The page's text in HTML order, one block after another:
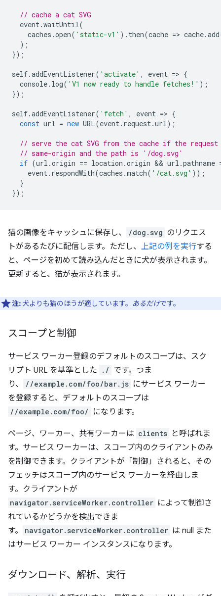
// cache a cat SVG
event .waitUntil (
caches .open( 'static-v1' ). then(cache => cache.add
);
});
self.addEventListener( 'activate' , event => {
console. log( 'V1 now ready to handle fetches!' );
});
self.addEventListener( 'fetch' , event => {
const url = new URL(event . request .url );
// serve the cat SVG from the cache if the
// same-origin and the path is '/dog.svg'
if (url .origin == location .origin && url .pathname
event . respondWith(caches .match( '/cat.svg' ));
}
});
猫の画像をキャッシュに保存し、 /dog.svg のリクエス
トがあるたびに配信します。ただし、 上記の例を実行する
と、ページを初めて読み込んだときに犬が表示されます。
更新すると、猫が表示されます。
注: 犬よりも猫のほうが適しています。 あるだけです。
スコープと制御
サービス ワーカー登録のデフォルトのスコープは、スク
リプト URL を基準とした
./ です。つま
り、
//example.com/foo/bar.js にサービス ワーカー
を登録すると、デフォルトのスコープは
//example.com/foo/ になります。
ページ、ワーカー、共有ワーカーは clients と呼ばれま
す。サービス ワーカーは、スコープ内のクライアントのみ
を制御できます。クライアントが「制御」されると、その
フェッチはスコープ内のサービス ワーカーを経由しま
す。クライアントが
navigator.serviceWorker.controller によって制御さ
れているかどうかを検出できま
す。
navigator.serviceWorker.controller は null また
はサービス ワーカー インスタンスになります。
ダウンロード、解析、実行